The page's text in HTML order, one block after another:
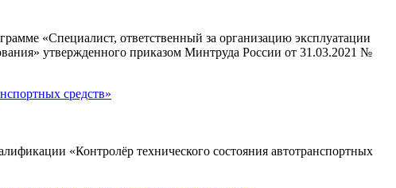
«Специалист, ответственный за организацию эксплуатации
утвержденного приказом Минтруда России от 31.03.2021 №
средств»
«Контролёр технического состояния автотранспортных